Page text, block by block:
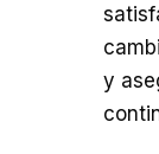
y